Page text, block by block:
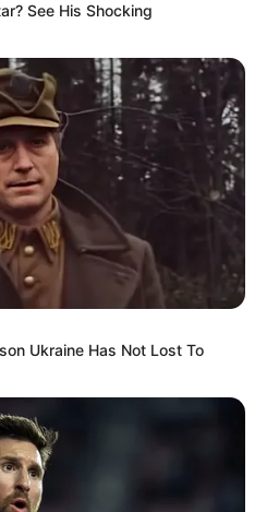
See His Shocking
Ukraine Has Not Lost To